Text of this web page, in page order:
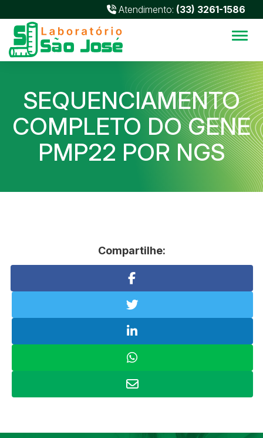
Atendimento: (33) 3261-1586
SEQUENCIAMENTO
COMPLETO DO GENE
PMP22 POR NGS
Compartilhe: